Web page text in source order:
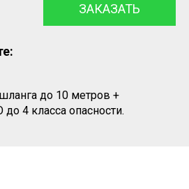
ЗАКАЗАТЬ
до 10 метров +
4 класса опасности.